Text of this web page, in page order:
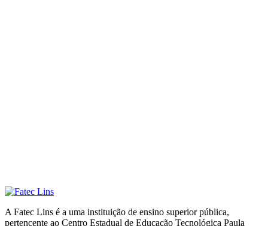
A Fatec Lins é a uma instituição de ensino superior pública,
pertencente ao Centro Estadual de Educação Tecnológica Paula